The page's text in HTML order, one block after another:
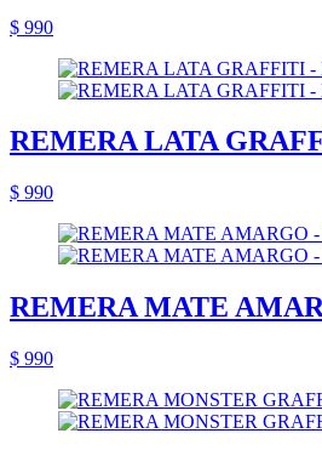
$ 990
REMERA LATA
$ 990
REMERA MATE
$ 990